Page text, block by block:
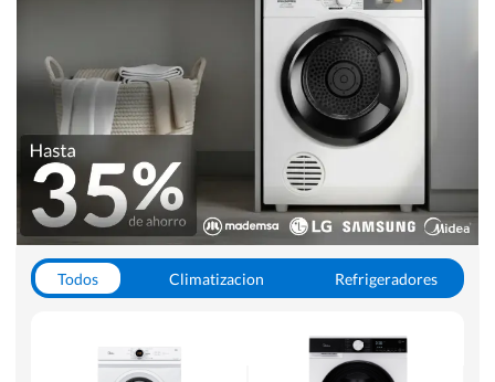
Todos Climatizacion
Refrigeradores
Otros